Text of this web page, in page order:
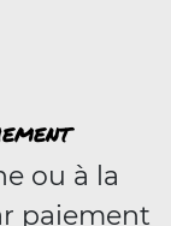
ou à la
paiement